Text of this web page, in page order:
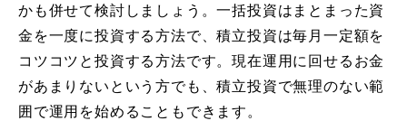
かも併せて検討しましょう。一括投資はまとまった資
金を一度に投資する方法で、積立投資は毎月一定額を
コツコツと投資する方法です。現在運用に回せるお金
があまりないという方でも、積立投資で無理のない範
囲で運用を始めることもできます。